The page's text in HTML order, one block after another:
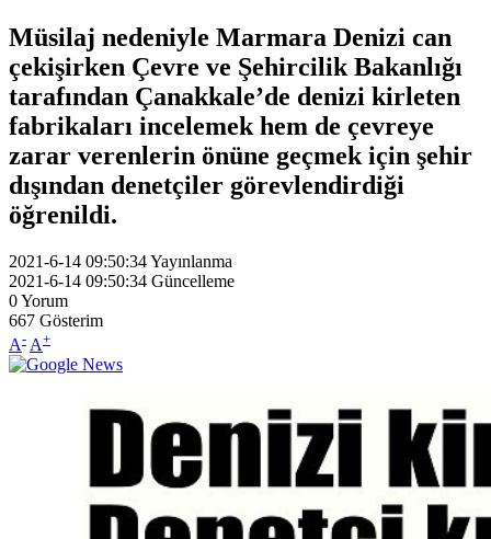
Müsilaj nedeniyle Marmara Denizi can
çekişirken Çevre ve Şehircilik Bakanlığı
tarafından Çanakkale’de denizi kirleten
fabrikaları incelemek hem de çevreye
zarar verenlerin önüne geçmek için şehir
dışından denetçiler görevlendirdiği
öğrenildi.
2021-6-14 09:50:34Yayınlanma
2021-6-14 09:50:34 Güncelleme
0Yorum
667 Gösterim
A- A+